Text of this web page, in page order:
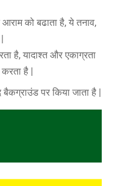
को बढाता है, ये तनाव,
है, यादाश्त और एकाग्रता
है |
पर किया जाता है |